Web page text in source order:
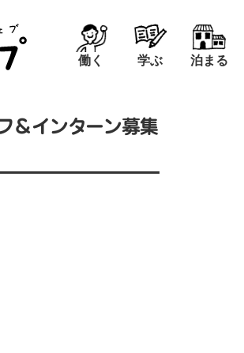
働く 学ぶ 泊まる
＆インターン募集